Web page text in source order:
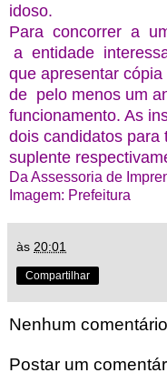
idoso.
Para concorrer a
a entidade
que apresentar
de pelo menos um
funcionamento. As
dois candidatos para
suplente
Da Assessoria de
Imagem: Prefeitura
às 20:01
Compartilhar
Nenhum
Postar um